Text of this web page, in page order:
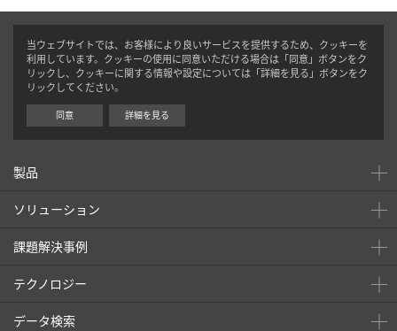
当ウェブサイトでは、お客様により良いサービスを提供するため、クッキーを
利用しています。クッキーの使用に同意いただける場合は「同意」ボタンをク
リックし、クッキーに関する情報や設定については「詳細を見る」ボタンをク
リックしてください。
同意 詳細を見る
製品
ソリューション
課題解決事例
テクノロジー
データ検索